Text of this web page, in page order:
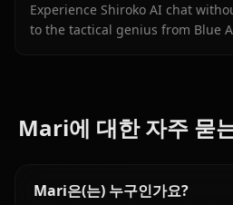
Experience Shiroko AI chat
to the tactical genius from Blue
Mari에 대한 자주 묻
Mari은(는) 누구인가요?